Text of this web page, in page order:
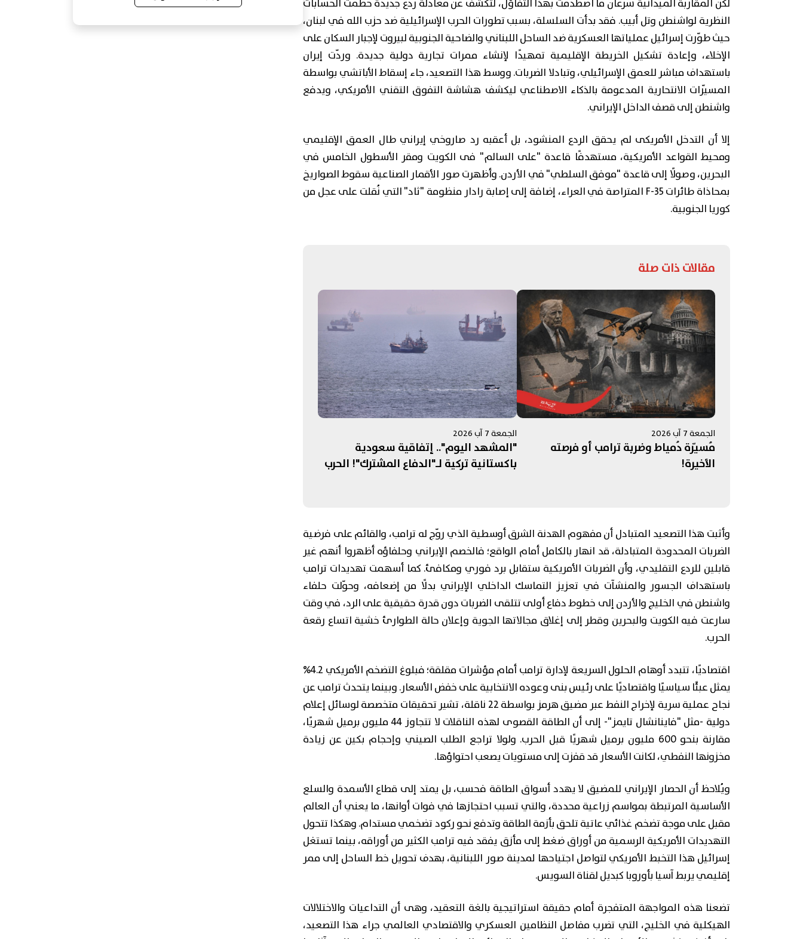
لكن المقاربة الميدانية سرعان ما اصطدمت بهذا التفاؤل، لتكشف عن معادلة ردع جديدة حطمت الحسابات
النظرية لواشنطن وتل أبيب. فقد بدأت السلسلة، بسبب تطورات الحرب الإسرائيلية ضد حزب الله في لبنان،
حيث طوّرت إسرائيل عملياتها العسكرية ضد الساحل اللبناني والضاحية الجنوبية لبيروت لإجبار السكان على
الإخلاء، وإعادة تشكيل الخريطة الإقليمية تمهيدًا لإنشاء ممرات تجارية دولية جديدة. وردّت إيران
باستهداف مباشر للعمق الإسرائيلي، وتبادلا الضربات. ووسط هذا التصعيد، جاء إسقاط الأباتشي بواسطة
المسيّرات الانتحارية المدعومة بالذكاء الاصطناعي ليكشف هشاشة التفوق التقني الأمريكي، ويدفع
واشنطن إلى قصف الداخل الإيراني.
إلا أن التدخل الأمريكى لم يحقق الردع المنشود، بل أعقبه رد صاروخي إيراني طال العمق الإقليمي
ومحيط القواعد الأمريكية، مستهدفًا قاعدة "على السالم" فى الكويت ومقر الأسطول الخامس في
البحرين، وصولًا إلى قاعدة "موفق السلطي" في الأردن. وأظهرت صور الأقمار الصناعية سقوط الصواريخ
بمحاذاة طائرات F-35 المتراصة في العراء، إضافة إلى إصابة رادار منظومة "ثاد" التي نُقلت على عجل من
كوريا الجنوبية.
مقالات ذات صلة
الجمعة 7 آب 2026
مُسيّرة دُمياط وضربة ترامب أو فرصته
الأخيرة!
الجمعة 7 آب 2026
"المشهد اليوم".. إتفاقية سعودية
باكستانية تركية لـ"الدفاع المشترك"! الحرب
وأثبت هذا التصعيد المتبادل أن مفهوم الهدنة الشرق أوسطية الذي روّج له ترامب، والقائم على فرضية
الضربات المحدودة المتبادلة، قد انهار بالكامل أمام الواقع؛ فالخصم الإيراني وحلفاؤه أظهروا أنهم غير
قابلين للردع التقليدي، وأن الضربات الأمريكية ستقابل برد فوري ومكافئ. كما أسهمت تهديدات ترامب
باستهداف الجسور والمنشآت في تعزيز التماسك الداخلي الإيراني بدلًا من إضعافه، وحوّلت حلفاء
واشنطن في الخليج والأردن إلى خطوط دفاع أولى تتلقى الضربات دون قدرة حقيقية على الرد، في وقت
سارعت فيه الكويت والبحرين وقطر إلى إغلاق مجالاتها الجوية وإعلان حالة الطوارئ خشية اتساع رقعة
الحرب.
اقتصاديًا، تتبدد أوهام الحلول السريعة لإدارة ترامب أمام مؤشرات مقلقة؛ فبلوغ التضخم الأمريكي 4.2%
يمثل عبئًا سياسيًا واقتصاديًا على رئيس بنى وعوده الانتخابية على خفض الأسعار. وبينما يتحدث ترامب عن
نجاح عملية سرية لإخراج النفط عبر مضيق هرمز بواسطة 22 ناقلة، تشير تحقيقات متخصصة لوسائل إعلام
دولية -مثل "فاينانشال تايمز"- إلى أن الطاقة القصوى لهذه الناقلات لا تتجاوز 44 مليون برميل شهريًا،
مقارنة بنحو 600 مليون برميل شهريًا قبل الحرب. ولولا تراجع الطلب الصيني وإحجام بكين عن زيادة
مخزونها النفطي، لكانت الأسعار قد قفزت إلى مستويات يصعب احتواؤها.
ويُلاحظ أن الحصار الإيراني للمضيق لا يهدد أسواق الطاقة فحسب، بل يمتد إلى قطاع الأسمدة والسلع
الأساسية المرتبطة بمواسم زراعية محددة، والتي تسبب احتجازها في فوات أوانها، ما يعني أن العالم
مقبل على موجة تضخم غذائي عاتية تلحق بأزمة الطاقة وتدفع نحو ركود تضخمي مستدام. وهكذا تتحول
التهديدات الأمريكية الرسمية من أوراق ضغط إلى مأزق يفقد فيه ترامب الكثير من أوراقه، بينما تستغل
إسرائيل هذا التخبط الأمريكي لتواصل اجتياحها لمدينة صور اللبنانية، بهدف تحويل خط الساحل إلى ممر
إقليمي يربط آسيا بأوروبا كبديل لقناة السويس.
تضعنا هذه المواجهة المتفجرة أمام حقيقة استراتيجية بالغة التعقيد، وهى أن التداعيات والاختلالات
الهيكلية في الخليج، التي تضرب مفاصل النظامين العسكري والاقتصادي العالمي جراء هذا التصعيد،